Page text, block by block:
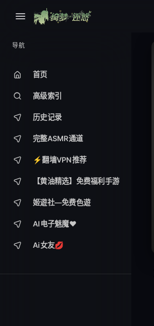
导航
首页
高级索引
历史记录
完整ASMR通道
⚡️翻墙VPN推荐
【黄油精选】免费福利手游
姬遊社—免费色遊
AI电子魅魔❤️
Ai女友💋